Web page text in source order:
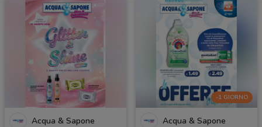
Acqua & Sapone
-1 GIORNO
Acqua & Sapone